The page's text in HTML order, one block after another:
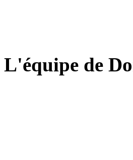
L'équipe de